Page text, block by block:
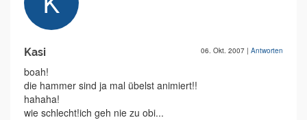
Kasi 06. Okt. 2007 | Antworten
boah!
die hammer sind ja mal übelst animiert!!
hahaha!
wie schlecht!ich geh nie zu obi...